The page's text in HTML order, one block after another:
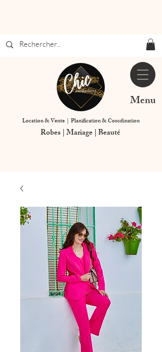
Menu
Location & Vente | Planification & Coordination
Robes | Mariage | Beauté